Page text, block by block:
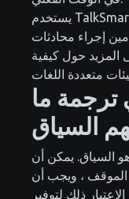
يستخدم TalkSmart هذه التطورات لتوفير ترجمات في
إجراء محادثات
حول كيفية
ترجمة ما
السياق
السياق. يمكن أن
الموقف ، ويجب أن
ذلك لتوفير